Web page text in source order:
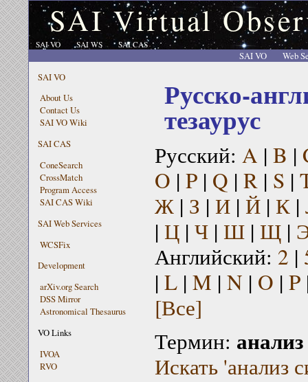
SAI Virtual
SAI VO SAI WS SAI CAS
SAI VO
Web
SAI VO
About Us
Contact Us
SAI VO Wiki
SAI CAS
ConeSearch
CrossMatch
Program Access
SAI CAS Wiki
SAI Web Services
WCSFix
Development
arXiv.org Search
DSS Mirror
Astronomical Thesaurus
VO Links
IVOA
RVO
Русско-
тезаурус
Русский: A | B |
O | P| Q | R| S |
Ж| З | И| Й| К|
| Ц| Ч| Ш| Щ|
Английский: 2 |
| L| M | N | O | P
[Все]
Термин:
Искать 'анализ